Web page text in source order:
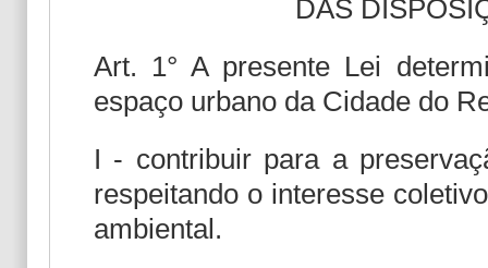
DAS
Art. 1° A presente Lei
espaço urbano da Cidade do
I - contribuir para a
respeitando o interesse
ambiental.